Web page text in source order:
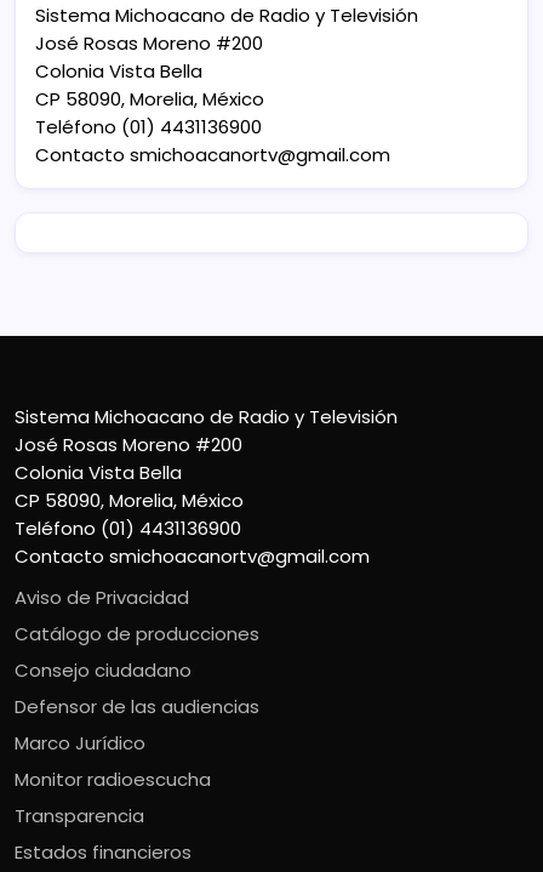
Sistema Michoacano de Radio y Televisión
José Rosas Moreno #200
Colonia Vista Bella
CP 58090, Morelia, México
Teléfono (01) 4431136900
Contacto smichoacanortv@gmail.com
Sistema Michoacano de Radio y Televisión
José Rosas Moreno #200
Colonia Vista Bella
CP 58090, Morelia, México
Teléfono (01) 4431136900
Contacto smichoacanortv@gmail.com
Aviso de Privacidad
Catálogo de producciones
Consejo ciudadano
Defensor de las audiencias
Marco Jurídico
Monitor radioescucha
Transparencia
Estados financieros